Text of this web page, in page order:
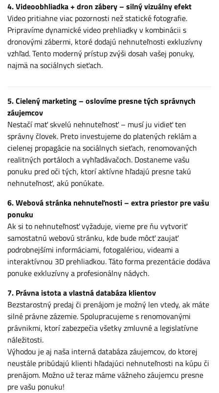
4. Videoobhliadka + dron zábery – silný vizuálny efekt
Video pritiahne viac pozornosti než statické fotografie.
Pripravíme dynamické video prehliadky v kombinácii s
dronovými zábermi, ktoré dodajú nehnuteľnosti exkluzívny
vzhľad. Tento moderný prístup zvýši dosah vašej ponuky,
najmä na sociálnych sieťach.
5. Cielený marketing – oslovíme presne tých správnych
záujemcov
Nestačí mať skvelú nehnuteľnosť – musí ju vidieť ten
správny človek. Preto investujeme do platených reklám a
cielenej propagácie na sociálnych sieťach, renomovaných
realitných portáloch a vyhľadávačoch. Dostaneme vašu
ponuku pred oči tých, ktorí aktívne hľadajú presne takú
nehnuteľnosť, akú ponúkate.
6. Webová stránka nehnuteľnosti – extra priestor pre vašu
ponuku
Ak si to nehnuteľnosť vyžaduje, vieme pre ňu vytvoriť
samostatnú webovú stránku, kde bude môcť zaujať
podrobnejšími informáciami, fotogalériou, videami a
interaktívnou 3D prehliadkou. Táto forma prezentácie dodáva
ponuke exkluzívny a profesionálny nádych.
7. Právna istota a vlastná databáza klientov
Bezstarostný predaj či prenájom je možný len vtedy, ak máte
silné právne zázemie. Spolupracujeme s renomovanými
právnikmi, ktorí zabezpečia všetky zmluvné a legislatívne
náležitosti.
Výhodou je aj naša interná databáza záujemcov, do ktorej
neustále pribúdajú klienti hľadajúci nehnuteľnosti na kúpu či
prenájom. Možno už teraz máme vážneho záujemcu presne
pre vašu ponuku!